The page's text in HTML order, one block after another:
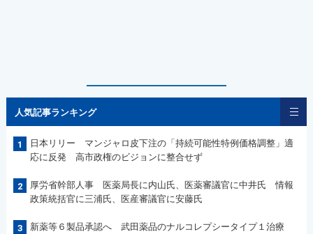
人気記事ランキング
1
日本リリー マンジャロ皮下注の「持続可能性特例価格調整」適
応に反発 高市政権のビジョンに整合せず
2
厚労省幹部人事 医薬局長に内山氏、医薬審議官に中井氏 情報
政策統括官に三浦氏、医産審議官に安藤氏
3
新薬等６製品承認へ 武田薬品のナルコレプシータイプ１治療